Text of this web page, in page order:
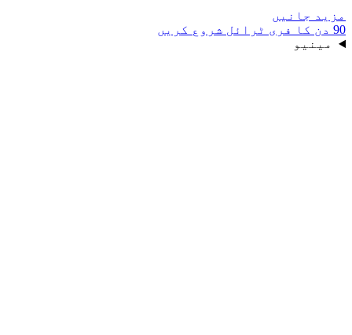
مزید جانیں
90 دن کا فری ٹرائل شروع کریں
مینیو